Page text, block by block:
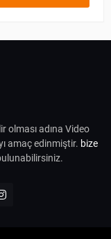
olması adına Video
amaç edinmiştir. bize